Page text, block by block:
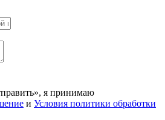
я принимаю
и Условия политики обработки